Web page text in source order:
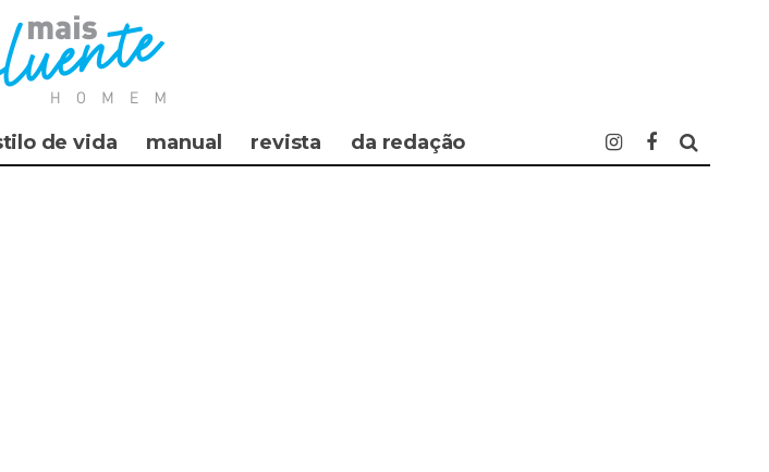
de vida manual revista da redação